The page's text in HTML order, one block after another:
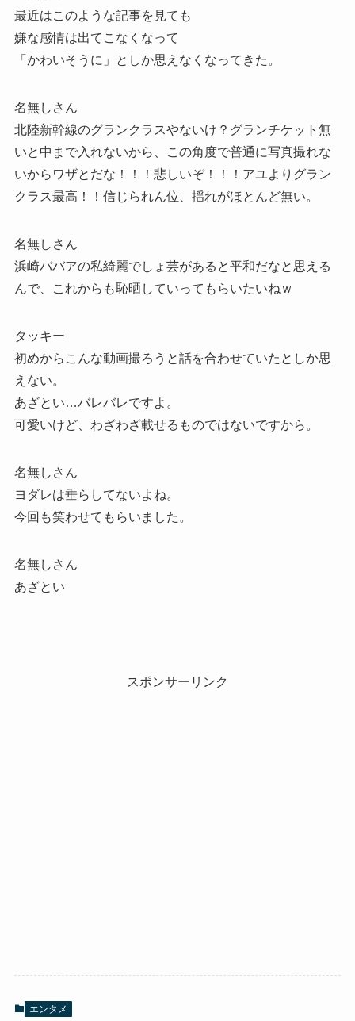
最近はこのような記事を見ても
嫌な感情は出てこなくなって
「かわいそうに」としか思えなくなってきた。
名無しさん
北陸新幹線のグランクラスやないけ？グランチケット無
いと中まで入れないから、この角度で普通に写真撮れな
いからワザとだな！！！悲しいぞ！！！アユよりグラン
クラス最高！！信じられん位、揺れがほとんど無い。
名無しさん
浜崎ババアの私綺麗でしょ芸があると平和だなと思える
んで、これからも恥晒していってもらいたいねｗ
タッキー
初めからこんな動画撮ろうと話を合わせていたとしか思
えない。
あざとい…バレバレですよ。
可愛いけど、わざわざ載せるものではないですから。
名無しさん
ヨダレは垂らしてないよね。
今回も笑わせてもらいました。
名無しさん
あざとい
スポンサーリンク
エンタメ